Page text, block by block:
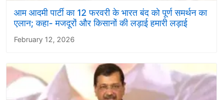
आम आदमी पार्टी का 12 फरवरी के भारत बंद को पूर्ण समर्थन का
एलान; कहा- मजदूरों और किसानों की लड़ाई हमारी लड़ाई
February 12, 2026